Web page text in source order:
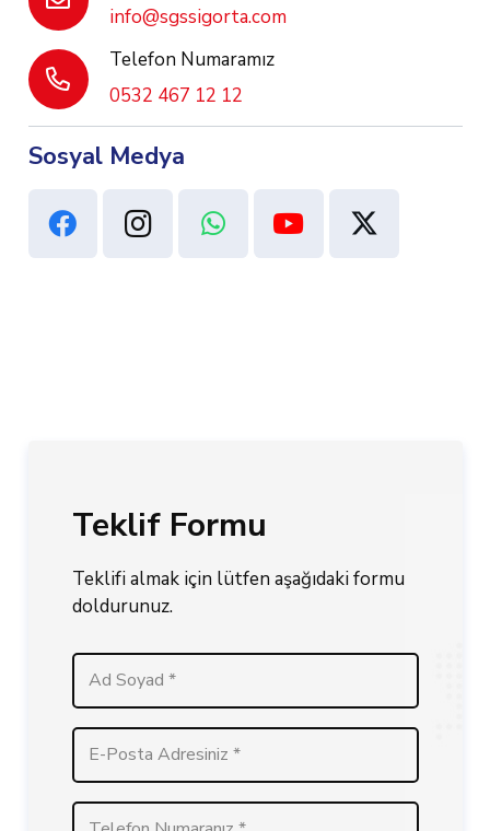
info@sgssigorta.com
Telefon Numaramız
0532 467 12 12
Sosyal Medya
Teklif Formu
Teklifi almak için lütfen aşağıdaki formu
doldurunuz.